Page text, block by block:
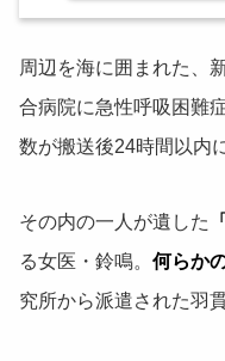
周辺を海に囲まれた、
合病院に急性呼吸困難
数が搬送後24時間以内
その内の一人が遺した
る女医・鈴鳴。 何らか
究所から派遣された羽